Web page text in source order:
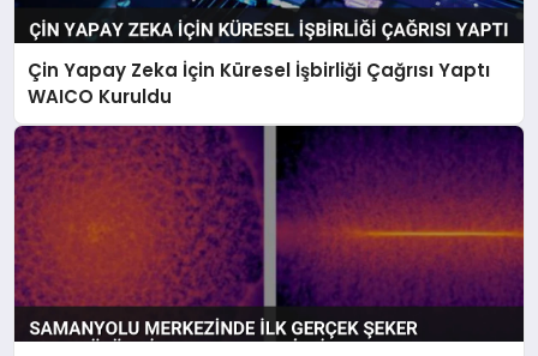
Çin Yapay Zeka İçin Küresel İşbirliği Çağrısı Yaptı
WAICO Kuruldu